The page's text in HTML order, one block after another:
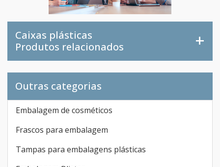
Caixas plásticas
Produtos relacionados
Outras categorias
Embalagem de cosméticos